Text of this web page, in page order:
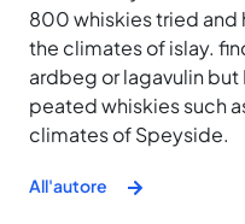
800 whiskies tried and
the climates of islay.
ardbeg or lagavulin
peated whiskies such
climates of Speyside.
All'autore